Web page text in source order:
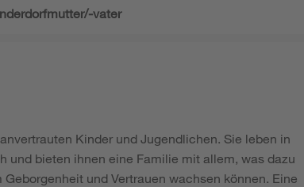
vater
Kinder und Jugendlichen. Sie leben in
und bieten ihnen eine Familie mit allem, was dazu
und Vertrauen wachsen können. Eine